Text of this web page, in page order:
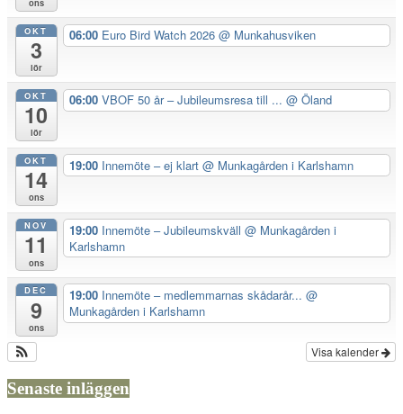
ons
OKT
3
lör
06:00 Euro Bird Watch 2026 @ Munkahusviken
OKT
10
lör
06:00 VBOF 50 år – Jubileumsresa till ... @ Öland
OKT
14
ons
19:00 Innemöte – ej klart @ Munkagården i Karlshamn
NOV
11
ons
19:00 Innemöte – Jubileumskväll @ Munkagården i
Karlshamn
DEC
9
ons
19:00 Innemöte – medlemmarnas skådarår... @
Munkagården i Karlshamn
Visa kalender
Senaste inläggen